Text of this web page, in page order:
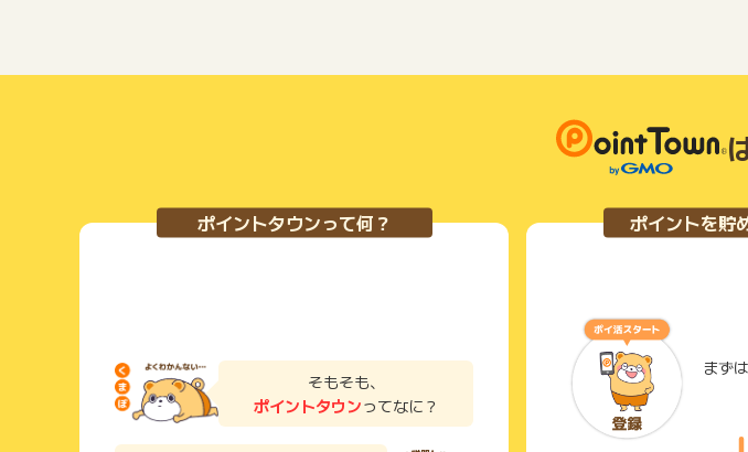
ポイントタウンって何？
そもそも、
ポイントタウンってなに？
ポイントを貯
まず